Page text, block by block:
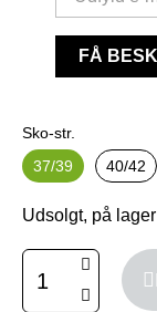
FÅ
Sko-str.
37/39
40/42
Udsolgt, på